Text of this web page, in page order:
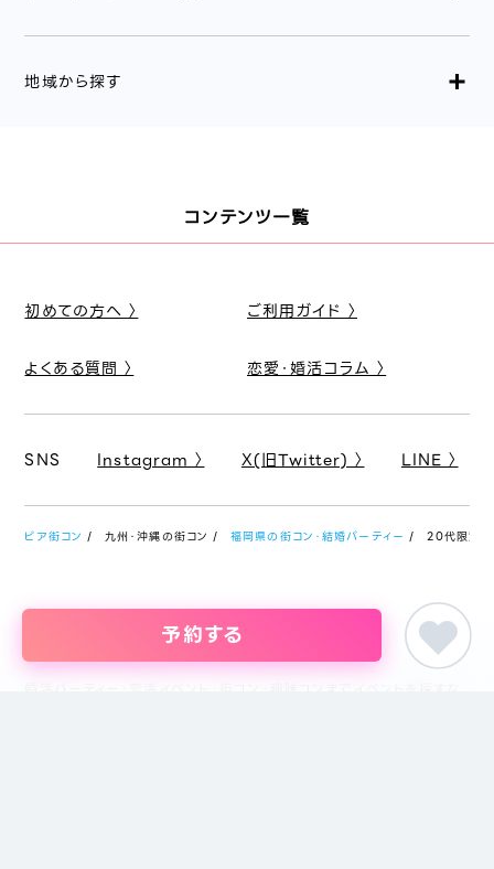
予約する
地域から探す
コンテンツ一覧
初めての方へ 〉 ご利用ガイド 〉
よくある質問 〉 恋愛・婚活コラム 〉
SNS Instagram 〉 X(旧Twitter) 〉 LINE 〉
ピア街コン 九州・沖縄の街コン 福岡県の街コン・結婚パーティー 20代限定